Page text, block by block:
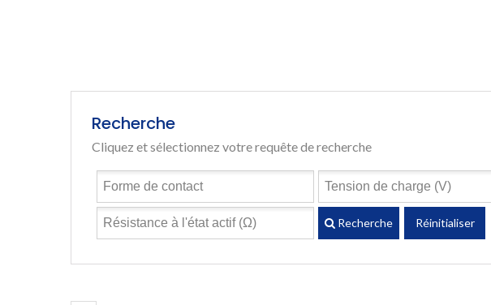
Recherche
Cliquez et sélectionnez votre requête de recherche
Recherche Réinitialiser